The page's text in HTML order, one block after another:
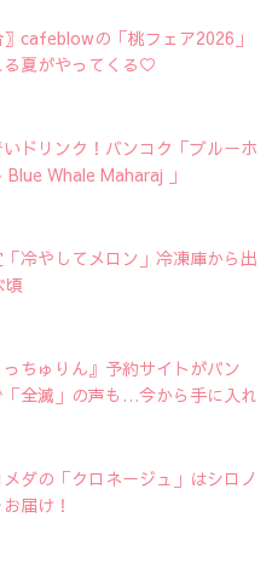
〗cafeblowの「桃フェア2026」
る夏がやってくる♡
ドリンク！バンコク「ブルーホ
Whale Maharaj 」
「冷やしてメロン」冷凍庫から出
頃
っちゅりん』予約サイトがパン
「全滅」の声も…今から手に入れ
メダの「クロネージュ」はシロノ
届け！